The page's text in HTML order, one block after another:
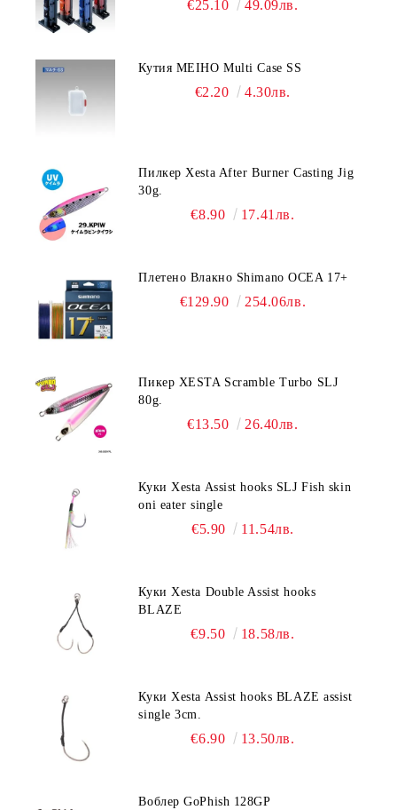
€25.10 49.09лв.
Кутия MEIHO Multi Case SS
€2.20 4.30лв.
Пилкер Xesta After Burner Casting Jig
30g.
€8.90 17.41лв.
Плетено Влакно Shimano OCEA 17+
€129.90 254.06лв.
Пикер XESTA Scramble Turbo SLJ
80g.
€13.50 26.40лв.
Куки Xesta Assist hooks SLJ Fish skin
oni eater single
€5.90 11.54лв.
Куки Xesta Double Assist hooks
BLAZE
€9.50 18.58лв.
Куки Xesta Assist hooks BLAZE assist
single 3cm.
€6.90 13.50лв.
Воблер GoPhish 128GP